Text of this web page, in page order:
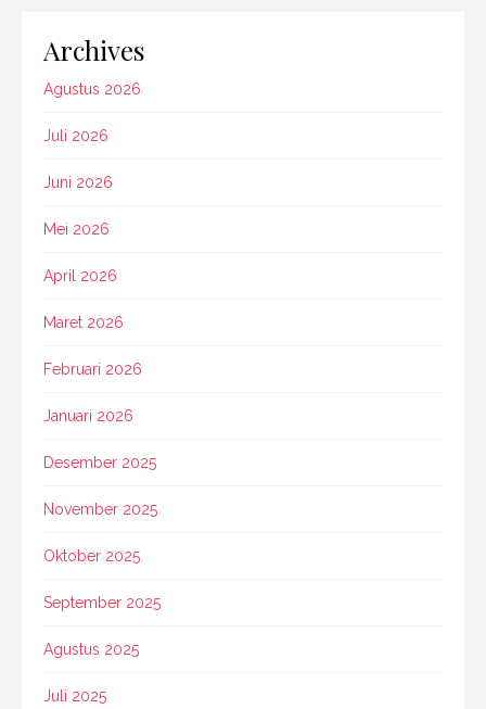
Archives
Agustus 2026
Juli 2026
Juni 2026
Mei 2026
April 2026
Maret 2026
Februari 2026
Januari 2026
Desember 2025
November 2025
Oktober 2025
September 2025
Agustus 2025
Juli 2025